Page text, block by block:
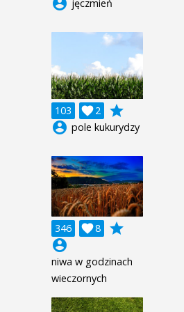
account_circle jęczmień
103 2

grade
account_circle pole kukurydzy
346 8

grade
account_circle
niwa w godzinach
wieczornych